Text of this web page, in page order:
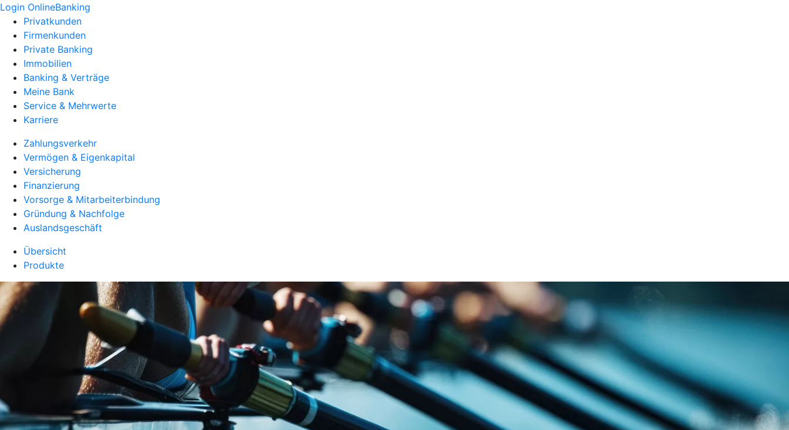
Login OnlineBanking
Privatkunden
Firmenkunden
Private Banking
Immobilien
Banking & Verträge
Meine Bank
Service & Mehrwerte
Karriere
Zahlungsverkehr
Vermögen & Eigenkapital
Versicherung
Finanzierung
Vorsorge & Mitarbeiterbindung
Gründung & Nachfolge
Auslandsgeschäft
Übersicht
Produkte